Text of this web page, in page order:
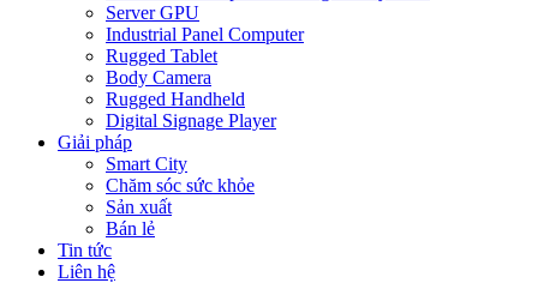
Server GPU
Industrial Panel Computer
Rugged Tablet
Body Camera
Rugged Handheld
Digital Signage Player
Giải pháp
Smart City
Chăm sóc sức khỏe
Sản xuất
Bán lẻ
Tin tức
Liên hệ